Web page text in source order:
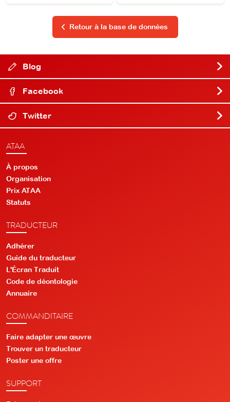
Retour à la base de données
Blog
Facebook
Twitter
ATAA
À propos
Organisation
Prix ATAA
Statuts
TRADUCTEUR
Adhérer
Guide du traducteur
L'Écran Traduit
Code de déontologie
Annuaire
COMMANDITAIRE
Faire adapter une œuvre
Trouver un traducteur
Poster une offre
SUPPORT